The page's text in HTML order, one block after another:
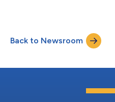
2026年8月12日を締切とする
期間において、企業が円滑に対
ドバイザリーおよびセキュリテ
ンフラ全体における活動を一段
要素となっています。CSCの
Marketplaceでご利用いただけ
Back to Newsroom